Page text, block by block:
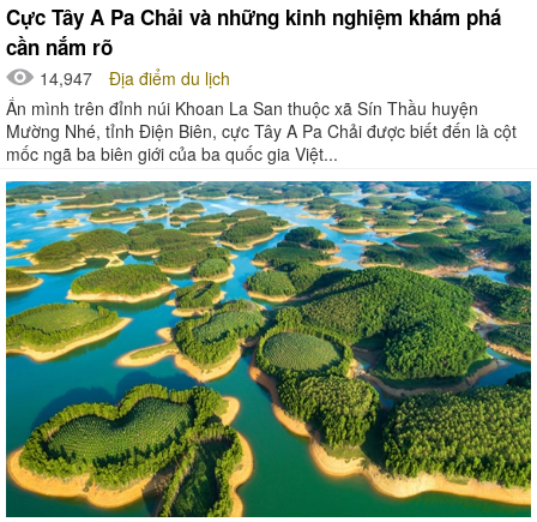
Cực Tây A Pa Chải và những kinh nghiệm khám phá
cần nắm rõ
14,947
Địa điểm du lịch
Ẩn mình trên đỉnh núi Khoan La San thuộc xã Sín Thầu huyện
Mường Nhé, tỉnh Điện Biên, cực Tây A Pa Chải được biết đến là cột
mốc ngã ba biên giới của ba quốc gia Việt...